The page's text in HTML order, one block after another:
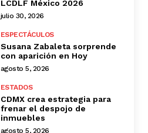
LCDLF México 2026
julio 30, 2026
ESPECTÁCULOS
Susana Zabaleta sorprende
con aparición en Hoy
agosto 5, 2026
ESTADOS
CDMX crea estrategia para
frenar el despojo de
inmuebles
agosto 5, 2026